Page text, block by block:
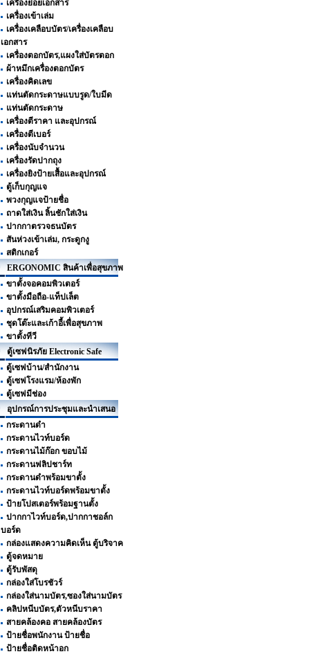
เครื่องย่อยเอกสาร
เครื่องเข้าเล่ม
เครื่องเคลือบบัตร/เครื่องเคลือบ
เอกสาร
เครื่องตอกบัตร,แผงใส่บัตรตอก
ผ้าหมึกเครื่องตอกบัตร
เครื่องคิดเลข
แท่นตัดกระดาษแบบรูด/ใบมีด
แท่นตัดกระดาษ
เครื่องตีราคา และอุปกรณ์
เครื่องตีเบอร์
เครื่องนับจำนวน
เครื่องรัดปากถุง
เครื่องยิงป้ายเสื้อและอุปกรณ์
ตู้เก็บกุญแจ
พวงกุญแจป้ายชื่อ
ถาดใส่เงิน ลิ้นชักใส่เงิน
ปากกาตรวจธนบัตร
สันห่วงเข้าเล่ม, กระดูกงู
สติกเกอร์
ERGONOMIC สินค้าเพื่อสุขภาพ
ขาตั้งจอคอมพิวเตอร์
ขาตั้งมือถือ-แท็ปเล็ต
อุปกรณ์เสริมคอมพิวเตอร์
ชุดโต๊ะและเก้าอี้เพื่อสุขภาพ
ขาตั้งทีวี
ตู้เซฟนิรภัย Electronic Safe
ตู้เซฟบ้าน/สำนักงาน
ตู้เซฟโรงแรม/ห้องพัก
ตู้เซฟมีช่อง
อุปกรณ์การประชุมและนำเสนอ
กระดานดำ
กระดานไวท์บอร์ด
กระดานไม้ก๊อก ขอบไม้
กระดานฟลิปชาร์ท
กระดานดำพร้อมขาตั้ง
กระดานไวท์บอร์ดพร้อมขาตั้ง
ป้ายโปสเตอร์พร้อมฐานตั้ง
ปากกาไวท์บอร์ด,ปากกาชอล์ก
บอร์ด
กล่องแสดงความคิดเห็น ตู้บริจาค
ตู้จดหมาย
ตู้รับพัสดุ
กล่องใส่โบรชัวร์
กล่องใส่นามบัตร,ซองใส่นามบัตร
คลิปหนีบบัตร,ตัวหนีบราคา
สายคล้องคอ สายคล้องบัตร
ป้ายชื่อพนักงาน ป้ายชื่อ
ป้ายชื่อติดหน้าอก